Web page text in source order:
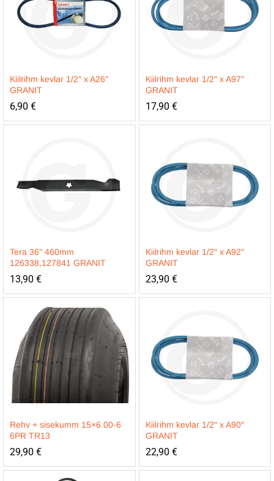
Kiilrihm kevlar 1/2″ x A26″
GRANIT
6,90 €
Kiilrihm kevlar 1/2″ x A97″
GRANIT
17,90 €
Tera 36″ 460mm
126338,127841 GRANIT
13,90 €
Kiilrihm kevlar 1/2″ x A92″
GRANIT
23,90 €
Rehv + sisekumm 15×6.00-6
6PR TR13
29,90 €
Kiilrihm kevlar 1/2″ x A90″
GRANIT
22,90 €